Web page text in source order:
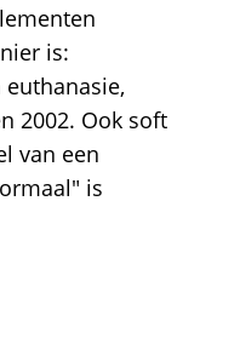
is:
2002. Ook soft
van een
is